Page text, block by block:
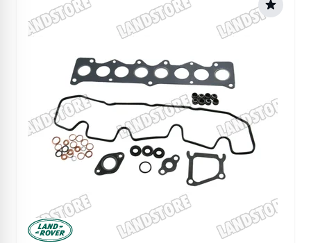
Manufactured by Land rover